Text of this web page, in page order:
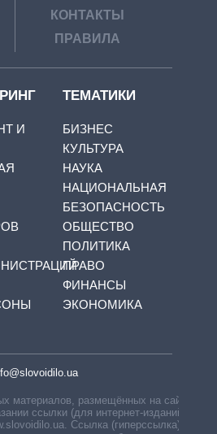
КОНТАКТЫ
ПРАВИЛА
И
ТЕМАТИКИ
БИЗНЕС
КУЛЬТУРА
НАУКА
НАЦИОНАЛЬНАЯ
БЕЗОПАСНОСТЬ
ОБЩЕСТВО
ПОЛИТИКА
ПРАВО
ФИНАНСЫ
ЭКОНОМИКА
материалов, размещённых на сайте,
ссылки (для интернет-изданий —
Ссылка (гиперссылка)